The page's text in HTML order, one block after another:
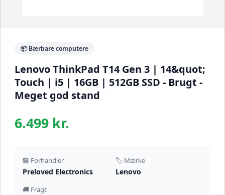
📦 Bærbare computere
Lenovo ThinkPad T14 Gen 3 | 14&quot;
Touch | i5 | 16GB | 512GB SSD - Brugt -
Meget god stand
6.499 kr.
🏪 Forhandler
Preloved Electronics
🏷️ Mærke
Lenovo
🚚 Fragt